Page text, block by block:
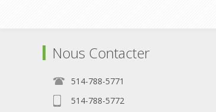
Nous Contacter
514-788-5771
514-788-5772